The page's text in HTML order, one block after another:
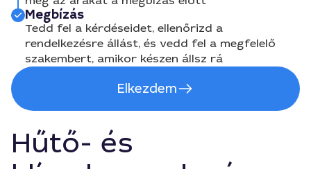
Megbízás
Tedd fel a kérdéseidet, ellenőrizd a
rendelkezésre állást, és vedd fel a megfelelő
szakembert, amikor készen állsz rá
Elkezdem
Hűtő- és